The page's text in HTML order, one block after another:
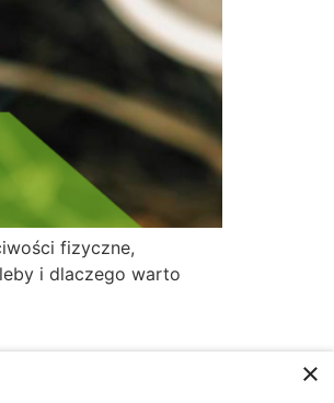
fizyczne,
i dlaczego warto
×